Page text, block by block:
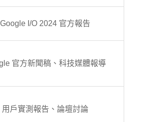
Google I/O 2024 官方報告
官方新聞稿、科技媒體報導
用戶實測報告、論壇討論